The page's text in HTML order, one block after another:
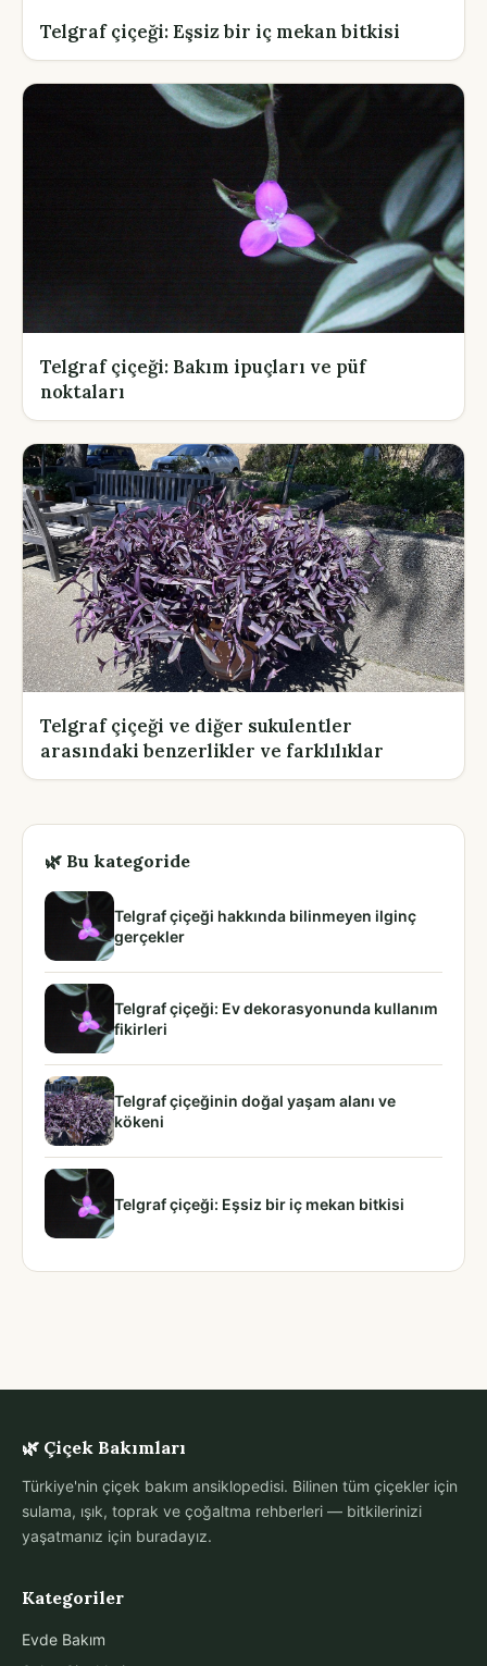
Telgraf çiçeği: Eşsiz bir iç mekan bitkisi
Telgraf çiçeği: Bakım ipuçları ve püf
noktaları
Telgraf çiçeği ve diğer sukulentler
arasındaki benzerlikler ve farklılıklar
🌿 Bu kategoride
Telgraf çiçeği hakkında bilinmeyen ilginç
gerçekler
Telgraf çiçeği: Ev dekorasyonunda kullanım
fikirleri
Telgraf çiçeğinin doğal yaşam alanı ve
kökeni
Telgraf çiçeği: Eşsiz bir iç mekan bitkisi
🌿 Çiçek Bakımları
Türkiye'nin çiçek bakım ansiklopedisi. Bilinen tüm çiçekler için
sulama, ışık, toprak ve çoğaltma rehberleri — bitkilerinizi
yaşatmanız için buradayız.
Kategoriler
Evde Bakım